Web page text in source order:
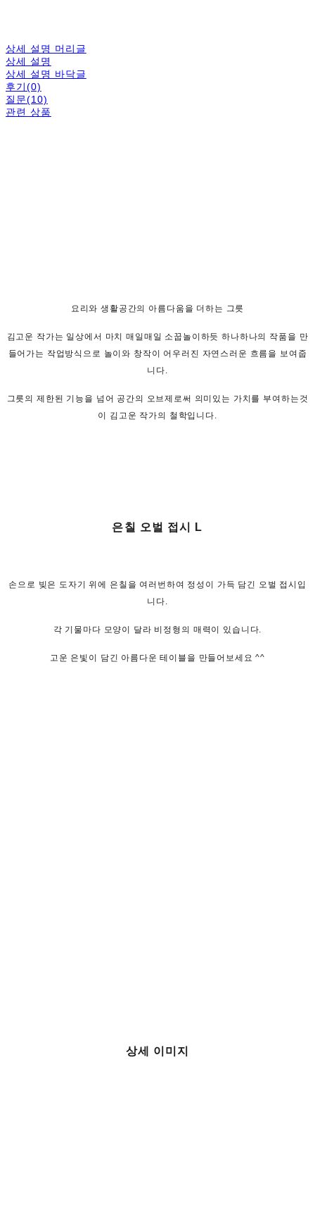
상세 설명 머리글
상세 설명
상세 설명 바닥글
후기(0)
질문(10)
관련 상품
요리와 생활공간의 아름다움을 더하는 그릇
김고운 작가는 일상에서 마치 매일매일 소꿉놀이하듯 하나하나의 작품을 만
들어가는 작업방식으로 놀이와 창작이 어우러진 자연스러운 흐름을 보여줍
니다.
그릇의 제한된 기능을 넘어 공간의 오브제로써 의미있는 가치를 부여하는것
이 김고운 작가의 철학입니다.
은칠 오벌 접시 L
손으로 빚은 도자기 위에 은칠을 여러번하여 정성이 가득 담긴 오벌 접시입
니다.
각 기물마다 모양이 달라 비정형의 매력이 있습니다.
고운 은빛이 담긴 아름다운 테이블을 만들어보세요 ^^
상세 이미지